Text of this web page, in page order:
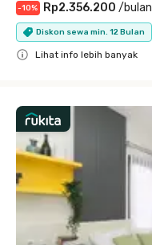
-10% Rp2.356.200 /bulan
Diskon sewa min. 12 Bulan
Lihat info lebih banyak